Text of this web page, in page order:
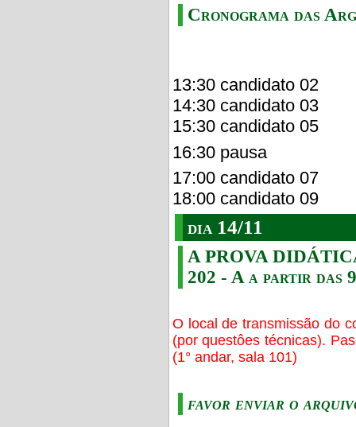
Cronograma das
13:30 candidato 02
14:30 candidato 03
15:30 candidato 05
16:30 pausa
17:00 candidato 07
18:00 candidato 09
dia 14/11
A PROVA
202 - A a partir das
O local de transmissão do
(por questôes técnicas).
(1° andar, sala 101)
favor enviar o